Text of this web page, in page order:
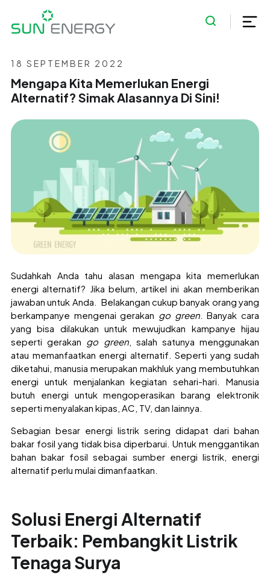
18 SEPTEMBER 2022
Mengapa Kita Memerlukan Energi
Alternatif? Simak Alasannya Di Sini!
Sudahkah Anda tahu alasan mengapa kita memerlukan
energi alternatif? Jika belum, artikel ini akan memberikan
jawaban untuk Anda. Belakangan cukup banyak orang yang
berkampanye mengenai gerakan go green. Banyak cara
yang bisa dilakukan untuk mewujudkan kampanye hijau
seperti gerakan go green, salah satunya menggunakan
atau memanfaatkan energi alternatif. Seperti yang sudah
diketahui, manusia merupakan makhluk yang membutuhkan
energi untuk menjalankan kegiatan sehari-hari. Manusia
butuh energi untuk mengoperasikan barang elektronik
seperti menyalakan kipas, AC, TV, dan lainnya.
Sebagian besar energi listrik sering didapat dari bahan
bakar fosil yang tidak bisa diperbarui. Untuk menggantikan
bahan bakar fosil sebagai sumber energi listrik, energi
alternatif perlu mulai dimanfaatkan.
Solusi Energi Alternatif
Terbaik: Pembangkit Listrik
Tenaga Surya